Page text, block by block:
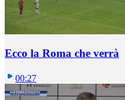
Ecco la Roma che verrà
00:27